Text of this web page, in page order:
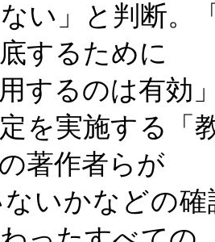
い」と判断。
するために
するのは有効
を実施する「
著作者らが
いかなどの